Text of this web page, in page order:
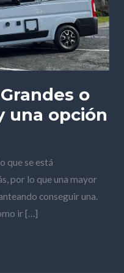
o
una opción
que se está
por lo que una mayor
conseguir una.
ir […]